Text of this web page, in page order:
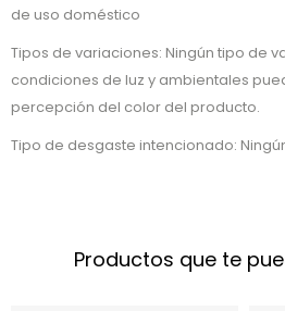
de uso doméstico
Tipos de variaciones: Ningún tipo de
condiciones de luz y ambientales
percepción del color del producto.
Tipo de desgaste intencionado:
Productos que te